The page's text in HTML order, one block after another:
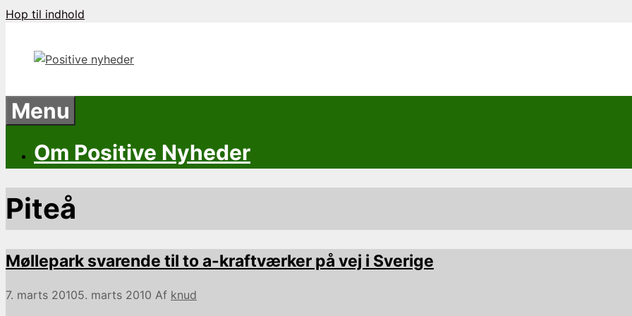
Hop til indhold
Menu
Om Positive Nyheder
Piteå
Møllepark svarende til to a-kraftværker på vej i Sverige
7. marts 20105. marts 2010 Af knud